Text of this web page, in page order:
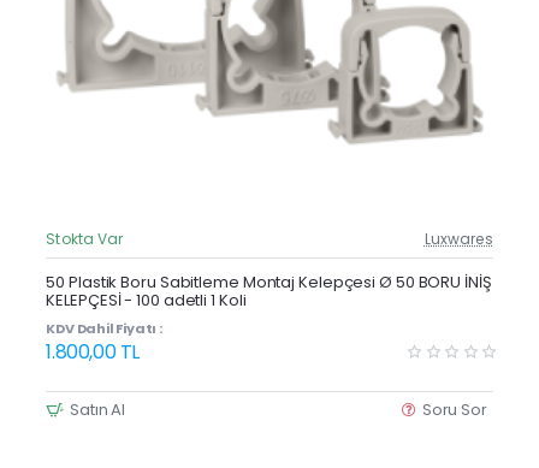
Güncel Fiyat
Yeni Ürün
Stokta Var Luxwares
50 Plastik Boru Sabitleme Montaj Kelepçesi Ø 50 BORU İNİŞ
KELEPÇESİ - 100 adetli 1 Koli
KDV Dahil Fiyatı :
1.800,00 TL
Satın Al Soru Sor